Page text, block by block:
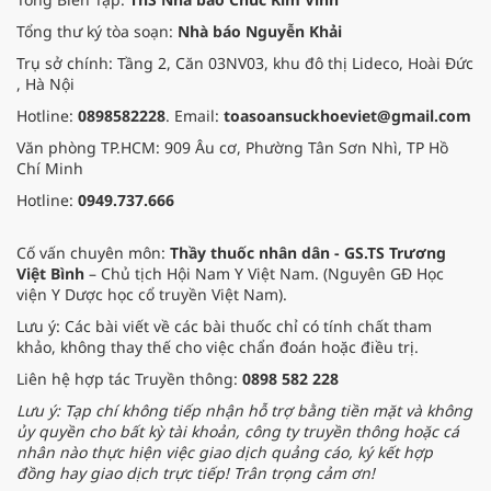
Tổng thư ký tòa soạn: Nhà báo Nguyễn Khải
Trụ sở chính: Tầng 2, Căn 03NV03, khu đô thị Lideco, Hoài Đức
, Hà Nội
Hotline: 0898582228. Email: toasoansuckhoeviet@gmail.com
Văn phòng TP.HCM: 909 Âu cơ, Phường Tân Sơn Nhì, TP Hồ
Chí Minh
Hotline: 0949.737.666
Cố vấn chuyên môn: Thầy thuốc nhân dân - GS.TS Trương
Việt Bình – Chủ tịch Hội Nam Y Việt Nam. (Nguyên GĐ Học
viện Y Dược học cổ truyền Việt Nam).
Lưu ý: Các bài viết về các bài thuốc chỉ có tính chất tham
khảo, không thay thế cho việc chẩn đoán hoặc điều trị.
Liên hệ hợp tác Truyền thông: 0898 582 228
Lưu ý: Tạp chí không tiếp nhận hỗ trợ bằng tiền mặt và không
ủy quyền cho bất kỳ tài khoản, công ty truyền thông hoặc cá
nhân nào thực hiện việc giao dịch quảng cáo, ký kết hợp
đồng hay giao dịch trực tiếp! Trân trọng cảm ơn!